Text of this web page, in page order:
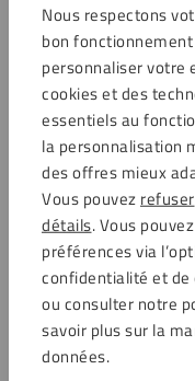
Nous respectons
bon
personnaliser votre
cookies et des
essentiels au
la personnalisation
des offres mieux
Vous pouvez refuser
détails. Vous
préférences via
confidentialité et de
ou consulter notre
savoir plus sur la
données.
Options de paiement
Commentaires
4.6 / 5704 avis clients
Achats sécurisés
Service clientèle
Service clientèle